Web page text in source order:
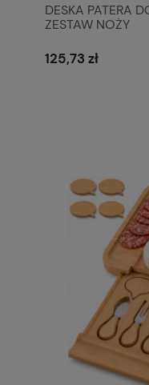
DESKA PATERA
ZESTAW NOŻY
125,73 zł